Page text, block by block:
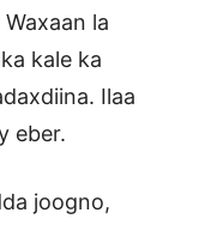
la
kale ka
Ilaa
eber.
joogno,